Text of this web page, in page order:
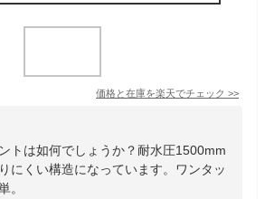
価格と在庫を楽天でチェック >>
トは如何でしょうか？耐水圧1500mm
にくい構造になっています。ワンタッ
。